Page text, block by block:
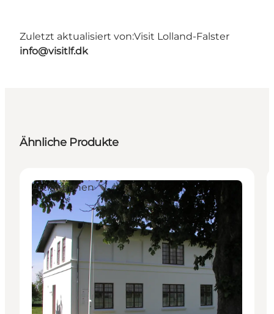
Zuletzt aktualisiert von:Visit Lolland-Falster
info@visitlf.dk
Ähnliche Produkte
Attraktionen